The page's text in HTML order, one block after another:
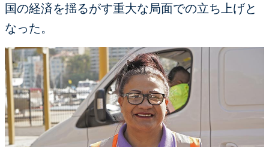
国の経済を揺るがす重大な局面での立ち上げと
なった。